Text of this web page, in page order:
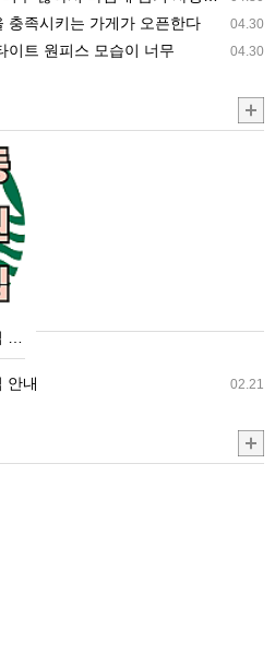
04.30
충족시키는 가게가 오픈한다
04.30
이트 원피스 모습이 너무
02.21
안내